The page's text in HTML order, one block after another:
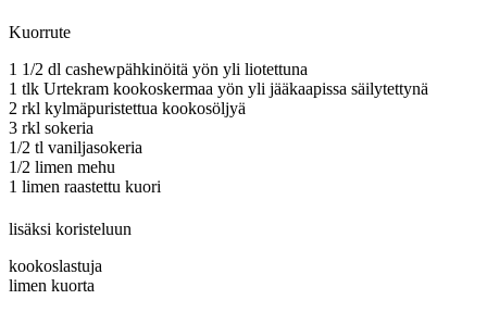
Kuorrute
1 1/2 dl cashewpähkinöitä yön yli liotettuna
1 tlk Urtekram kookoskermaa yön yli jääkaapissa säilytettynä
2 rkl kylmäpuristettua kookosöljyä
3 rkl sokeria
1/2 tl vaniljasokeria
1/2 limen mehu
1 limen raastettu kuori
lisäksi koristeluun
kookoslastuja
limen kuorta